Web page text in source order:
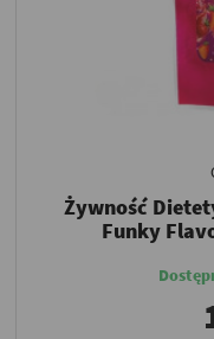
Żywność
Funky